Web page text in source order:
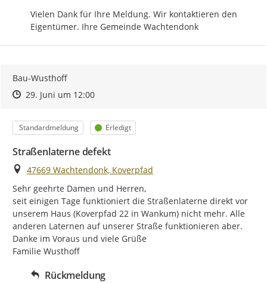
Vielen Dank für Ihre Meldung. Wir kontaktieren den
Eigentümer. Ihre Gemeinde Wachtendonk
Bau-Wusthoff
Zeitpunkt des Erstellens
Zeitpunkt des Erstellens
29. Juni um 12:00Zur Äußerung
Kategorie
Standardmeldung Status
Erledigt
Straßenlaterne defekt
Ort
47669 Wachtendonk, Koverpfad
Sehr geehrte Damen und Herren,
seit einigen Tage funktioniert die Straßenlaterne direkt vor
unserem Haus (Koverpfad 22 in Wankum) nicht mehr. Alle
anderen Laternen auf unserer Straße funktionieren aber.
Danke im Voraus und viele Grüße
Familie Wusthoff
Rückmeldung